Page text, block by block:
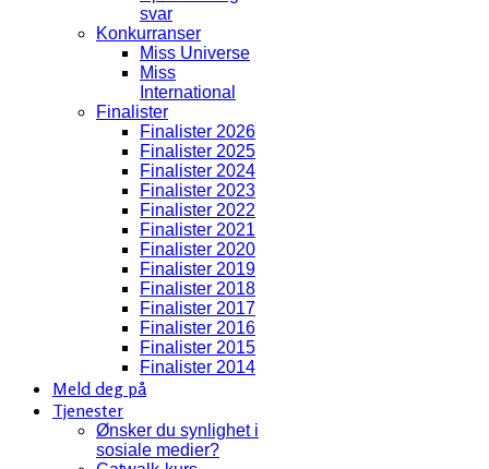
svar
Konkurranser
Miss Universe
Miss
International
Finalister
Finalister 2026
Finalister 2025
Finalister 2024
Finalister 2023
Finalister 2022
Finalister 2021
Finalister 2020
Finalister 2019
Finalister 2018
Finalister 2017
Finalister 2016
Finalister 2015
Finalister 2014
Meld deg på
Tjenester
Ønsker du synlighet i
sosiale medier?